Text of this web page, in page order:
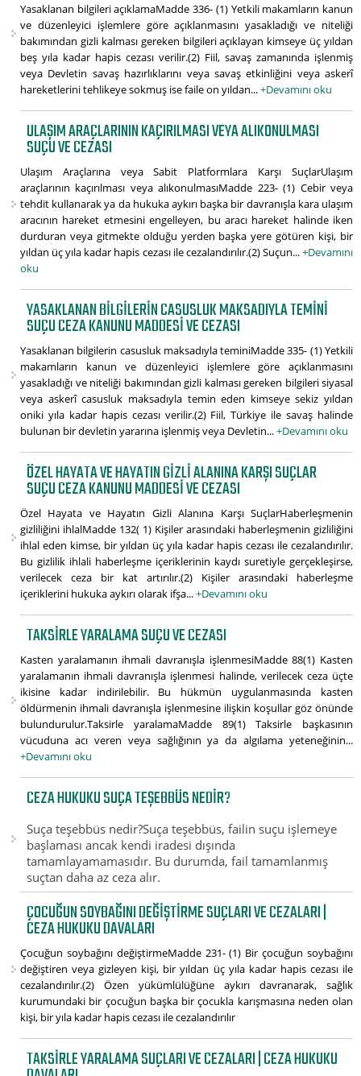
Yasaklanan bilgileri açıklamaMadde 336- (1) Yetkili makamların kanun
ve düzenleyici işlemlere göre açıklanmasını yasakladığı ve niteliği
bakımından gizli kalması gereken bilgileri açıklayan kimseye üç yıldan
beş yıla kadar hapis cezası verilir.(2) Fiil, savaş zamanında işlenmiş
veya Devletin savaş hazırlıklarını veya savaş etkinliğini veya askerî
hareketlerini tehlikeye sokmuş ise faile on yıldan...+Devamını oku
ULAŞIM ARAÇLARININ KAÇIRILMASI VEYA ALIKONULMASI
SUÇU VE CEZASI
Ulaşım Araçlarına veya Sabit Platformlara Karşı SuçlarUlaşım
araçlarının kaçırılması veya alıkonulmasıMadde 223- (1) Cebir veya
tehdit kullanarak ya da hukuka aykırı başka bir davranışla kara ulaşım
aracının hareket etmesini engelleyen, bu aracı hareket halinde iken
durduran veya gitmekte olduğu yerden başka yere götüren kişi, bir
yıldan üç yıla kadar hapis cezası ile cezalandırılır.(2) Suçun...+Devamını
oku
YASAKLANAN BILGILERIN CASUSLUK MAKSADIYLA TEMINI
SUÇU CEZA KANUNU MADDESI VE CEZASI
Yasaklanan bilgilerin casusluk maksadıyla teminiMadde 335- (1) Yetkili
makamların kanun ve düzenleyici işlemlere göre açıklanmasını
yasakladığı ve niteliği bakımından gizli kalması gereken bilgileri siyasal
veya askerî casusluk maksadıyla temin eden kimseye sekiz yıldan
oniki yıla kadar hapis cezası verilir.(2) Fiil, Türkiye ile savaş halinde
bulunan bir devletin yararına işlenmiş veya Devletin...+Devamını oku
ÖZEL HAYATA VE HAYATIN GIZLI ALANINA KARŞI SUÇLAR
SUÇU CEZA KANUNU MADDESI VE CEZASI
Özel Hayata ve Hayatın Gizli Alanına Karşı SuçlarHaberleşmenin
gizliliğini ihlalMadde 132( 1) Kişiler arasındaki haberleşmenin gizliliğini
ihlal eden kimse, bir yıldan üç yıla kadar hapis cezası ile cezalandırılır.
Bu gizlilik ihlali haberleşme içeriklerinin kaydı suretiyle gerçekleşirse,
verilecek ceza bir kat artırılır.(2) Kişiler arasındaki haberleşme
içeriklerini hukuka aykırı olarak ifşa...+Devamını oku
TAKSIRLE YARALAMA SUÇU VE CEZASI
Kasten yaralamanın ihmali davranışla işlenmesiMadde 88(1) Kasten
yaralamanın ihmali davranışla işlenmesi halinde, verilecek ceza üçte
ikisine kadar indirilebilir. Bu hükmün uygulanmasında kasten
öldürmenin ihmali davranışla işlenmesine ilişkin koşullar göz önünde
bulundurulur.Taksirle yaralamaMadde 89(1) Taksirle başkasının
vücuduna acı veren veya sağlığının ya da algılama yeteneğinin...
+Devamını oku
CEZA HUKUKU SUÇA TEŞEBBÜS NEDIR?
Suça teşebbüs nedir?Suça teşebbüs, failin suçu işlemeye
başlaması ancak kendi iradesi dışında
tamamlayamamasıdır. Bu durumda, fail tamamlanmış
suçtan daha az ceza alır.
ÇOCUĞUN SOYBAĞINI DEĞIŞTIRME SUÇLARI VE CEZALARI |
CEZA HUKUKU DAVALARI
Çocuğun soybağını değiştirmeMadde 231- (1) Bir çocuğun soybağını
değiştiren veya gizleyen kişi, bir yıldan üç yıla kadar hapis cezası ile
cezalandırılır.(2) Özen yükümlülüğüne aykırı davranarak, sağlık
kurumundaki bir çocuğun başka bir çocukla karışmasına neden olan
kişi, bir yıla kadar hapis cezası ile cezalandırılır
TAKSIRLE YARALAMA SUÇLARI VE CEZALARI | CEZA HUKUKU